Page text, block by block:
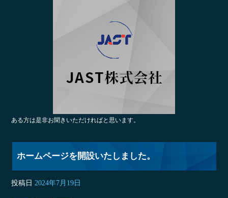
ある方は是非お聞きいただければと思います。
ホームページを開設いたしました。
投稿日 2024年7月19日